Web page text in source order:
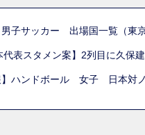
子サッカー 出場国一覧（東京
代表スタメン案】2列目に久保
】ハンドボール 女子 日本対